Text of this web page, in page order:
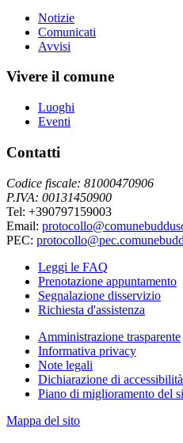
Notizie
Comunicati
Avvisi
Vivere il comune
Luoghi
Eventi
Contatti
Codice fiscale: 81000470906
P.IVA: 00131450900
Tel: +390797159003
Email:
PEC:
Leggi le FAQ
Prenotazione appuntamento
Segnalazione disservizio
Richiesta d'assistenza
Amministrazione trasparente
Informativa privacy
Note legali
Dichiarazione di accessibilità
Piano di miglioramento del
Mappa del sito